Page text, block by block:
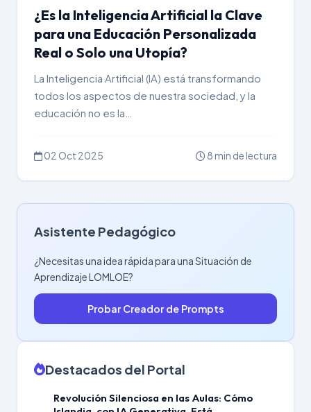
¿Es la Inteligencia Artificial la Clave
para una Educación Personalizada
Real o Solo una Utopía?
La Inteligencia Artificial (IA) está transformando
todos los aspectos de nuestra sociedad, y la
educación no es la…
02 Oct 2025 8 min de lectura
Asistente Pedagógico
¿Necesitas una idea rápida para una Situación de
Aprendizaje LOMLOE?
Probar Creador de Prompts
Destacados del Portal
Revolución Silenciosa en las Aulas: Cómo